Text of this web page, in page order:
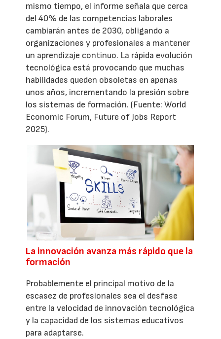
mismo tiempo, el informe señala que cerca
del 40% de las competencias laborales
cambiarán antes de 2030, obligando a
organizaciones y profesionales a mantener
un aprendizaje continuo. La rápida evolución
tecnológica está provocando que muchas
habilidades queden obsoletas en apenas
unos años, incrementando la presión sobre
los sistemas de formación. (Fuente: World
Economic Forum, Future of Jobs Report
2025).
La innovación avanza más rápido que la
formación
Probablemente el principal motivo de la
escasez de profesionales sea el desfase
entre la velocidad de innovación tecnológica
y la capacidad de los sistemas educativos
para adaptarse.